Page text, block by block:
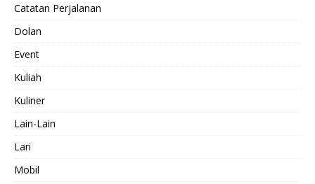
Catatan Perjalanan
Dolan
Event
Kuliah
Kuliner
Lain-Lain
Lari
Mobil